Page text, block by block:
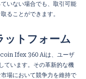
いない場合でも、取引可能
ることができます。
ットフォーム
Ifex 360 Aiは、ユーザ
ています。その革新的な機
場において競争力を維持で